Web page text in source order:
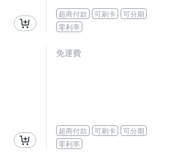
超商付款 可刷卡
可分期
零利率
免運費
超商付款 可刷卡
可分期
零利率